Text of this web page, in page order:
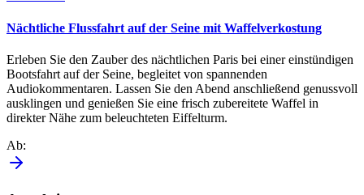
Nächtliche Flussfahrt auf der Seine mit Waffelverkostung
Erleben Sie den Zauber des nächtlichen Paris bei einer einstündigen
Bootsfahrt auf der Seine, begleitet von spannenden
Audiokommentaren. Lassen Sie den Abend anschließend genussvoll
ausklingen und genießen Sie eine frisch zubereitete Waffel in
direkter Nähe zum beleuchteten Eiffelturm.
Ab: